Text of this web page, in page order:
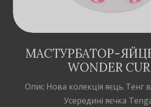
МАСТУРБАТОР-ЯЙЦЕ
WONDER
Опис Нова колекція яєць Тенг
Усередині яєчка